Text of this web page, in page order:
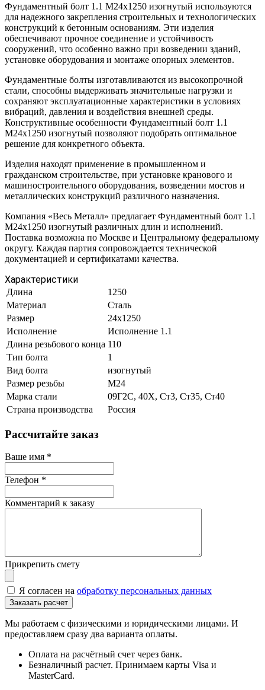
Фундаментный болт 1.1 М24х1250 изогнутый используются
для надежного закрепления строительных и технологических
конструкций к бетонным основаниям. Эти изделия
обеспечивают прочное соединение и устойчивость
сооружений, что особенно важно при возведении зданий,
установке оборудования и монтаже опорных элементов.
Фундаментные болты изготавливаются из высокопрочной
стали, способны выдерживать значительные нагрузки и
сохраняют эксплуатационные характеристики в условиях
вибраций, давления и воздействия внешней среды.
Конструктивные особенности Фундаментный болт 1.1
М24х1250 изогнутый позволяют подобрать оптимальное
решение для конкретного объекта.
Изделия находят применение в промышленном и
гражданском строительстве, при установке кранового и
машиностроительного оборудования, возведении мостов и
металлических конструкций различного назначения.
Компания «Весь Металл» предлагает Фундаментный болт 1.1
М24х1250 изогнутый различных длин и исполнений.
Поставка возможна по Москве и Центральному федеральному
округу. Каждая партия сопровождается технической
документацией и сертификатами качества.
Характеристики
Длина
1250
Материал
Сталь
Размер
24х1250
Исполнение
Исполнение 1.1
Длина резьбового конца 110
Тип болта
1
Вид болта
изогнутый
Размер резьбы
М24
Марка стали
09Г2С, 40Х, Ст3, Ст35, Ст40
Страна производства
Россия
Рассчитайте заказ
Ваше имя *
Телефон *
Комментарий к заказу
Прикрепить смету
Я согласен на обработку персональных данных
Мы работаем с физическими и юридическими лицами. И
предоставляем сразу два варианта оплаты.
Оплата на расчётный счет через банк.
Безналичный расчет. Принимаем карты Visa и
MasterCard.